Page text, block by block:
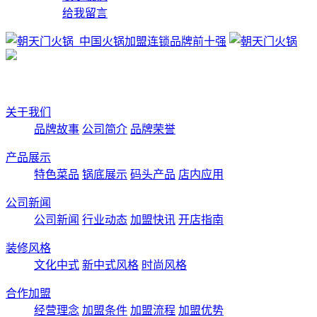
给我留言
关于我们
品牌故事 公司简介 品牌荣誉
产品展示
特色菜品 锅底展示 码头产品 店内应用
公司新闻
公司新闻 行业动态 加盟快讯 开店指南
装修风格
文化中式 新中式风格 时尚风格
合作加盟
经营理念 加盟条件 加盟流程 加盟优势